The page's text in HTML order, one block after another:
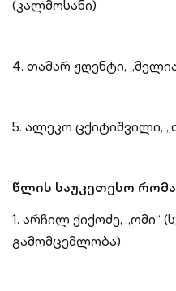
(კალმოსანი)
4. თამარ ჟღენტი,
5. ალეკო ცქიტიშვილი,
წლის საუკეთესო
1. არჩილ ქიქოძე, „ომი“
გამომცემლობა)